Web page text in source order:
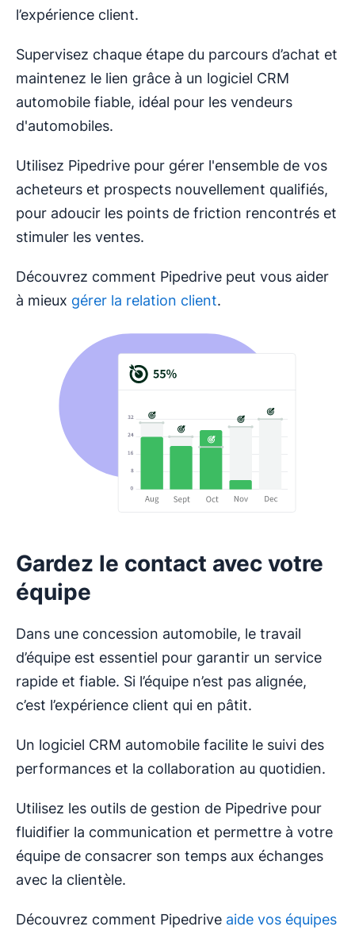
l’expérience client.
Supervisez chaque étape du parcours d’achat et
maintenez le lien grâce à un logiciel CRM
automobile fiable, idéal pour les vendeurs
d'automobiles.
Utilisez Pipedrive pour gérer l'ensemble de vos
acheteurs et prospects nouvellement qualifiés,
pour adoucir les points de friction rencontrés et
stimuler les ventes.
Découvrez comment Pipedrive peut vous aider
à mieux gérer la relation client.
Gardez le contact avec votre
équipe
Dans une concession automobile, le travail
d’équipe est essentiel pour garantir un service
rapide et fiable. Si l’équipe n’est pas alignée,
c’est l’expérience client qui en pâtit.
Un logiciel CRM automobile facilite le suivi des
performances et la collaboration au quotidien.
Utilisez les outils de gestion de Pipedrive pour
fluidifier la communication et permettre à votre
équipe de consacrer son temps aux échanges
avec la clientèle.
Découvrez comment Pipedrive aide vos équipes